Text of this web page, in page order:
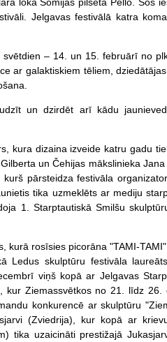
Jelgavas festivālā katra
– 14. un 15. februārī no
ar galaktiskiem tēliem,
un dzirdēt arī kādu
kura dizaina izveide katru gadu
un Čehijas mākslinieka
pārsteidza festivāla
tika uzmeklēts ar mediju
1. Starptautiskā Smilšu
kurā rosīsies picorāna "TAMI-
Ledus skulptūru festivāla
viņš kopā ar Jelgavas
kur Ziemassvētkos no 21. līdz
konkurencē ar skulptūru
(Zviedrija), kur kopā ar
tika uzaicināti prestižajā